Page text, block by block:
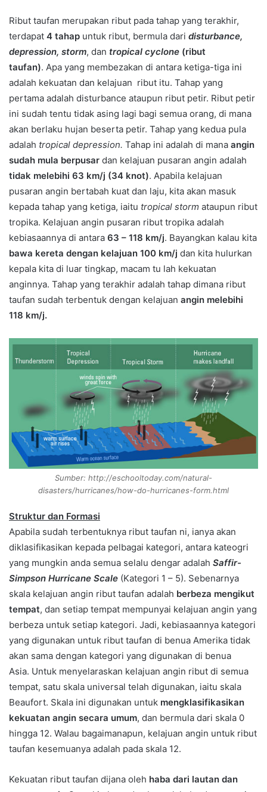
Ribut taufan merupakan ribut pada tahap yang terakhir,
terdapat 4 tahap untuk ribut, bermula dari disturbance,
depression, storm, dan tropical cyclone (ribut
taufan). Apa yang membezakan di antara ketiga-tiga ini
adalah kekuatan dan kelajuan ribut itu. Tahap yang
pertama adalah disturbance ataupun ribut petir. Ribut petir
ini sudah tentu tidak asing lagi bagi semua orang, di mana
akan berlaku hujan beserta petir. Tahap yang kedua pula
adalah tropical depression. Tahap ini adalah di mana angin
sudah mula berpusar dan kelajuan pusaran angin adalah
tidak melebihi 63 km/j (34 knot). Apabila kelajuan
pusaran angin bertabah kuat dan laju, kita akan masuk
kepada tahap yang ketiga, iaitu tropical storm ataupun ribut
tropika. Kelajuan angin pusaran ribut tropika adalah
kebiasaannya di antara 63 – 118 km/j. Bayangkan kalau kita
bawa kereta dengan kelajuan 100 km/j dan kita hulurkan
kepala kita di luar tingkap, macam tu lah kekuatan
anginnya. Tahap yang terakhir adalah tahap dimana ribut
taufan sudah terbentuk dengan kelajuan angin melebihi
118 km/j.
Sumber: http://eschooltoday.com/natural-
disasters/hurricanes/how-do-hurricanes-form.html
Struktur dan Formasi
Apabila sudah terbentuknya ribut taufan ni, ianya akan
diklasifikasikan kepada pelbagai kategori, antara kateogri
yang mungkin anda semua selalu dengar adalah Saffir-
Simpson Hurricane Scale (Kategori 1 – 5). Sebenarnya
skala kelajuan angin ribut taufan adalah berbeza mengikut
tempat, dan setiap tempat mempunyai kelajuan angin yang
berbeza untuk setiap kategori. Jadi, kebiasaannya kategori
yang digunakan untuk ribut taufan di benua Amerika tidak
akan sama dengan kategori yang digunakan di benua
Asia. Untuk menyelaraskan kelajuan angin ribut di semua
tempat, satu skala universal telah digunakan, iaitu skala
Beaufort. Skala ini digunakan untuk mengklasifikasikan
kekuatan angin secara umum, dan bermula dari skala 0
hingga 12. Walau bagaimanapun, kelajuan angin untuk ribut
taufan kesemuanya adalah pada skala 12.
Kekuatan ribut taufan dijana oleh haba dari lautan dan